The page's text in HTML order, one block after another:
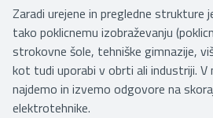
Zaradi urejene in pregledne strukture
tako poklicnemu izobraževanju
strokovne šole, tehniške gimnazije,
kot tudi uporabi v obrti ali industriji. V
najdemo in izvemo odgovore na
elektrotehnike.